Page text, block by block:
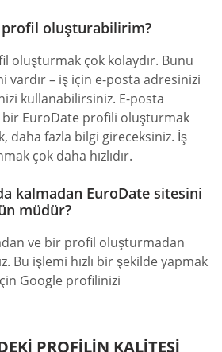
profil oluşturabilirim?
oluşturmak çok kolaydır. Bunu
vardır – iş için e-posta adresinizi
kullanabilirsiniz. E-posta
bir EuroDate profili oluşturmak
daha fazla bilgi gireceksiniz. İş
çok daha hızlıdır.
kalmadan EuroDate sitesini
müdür?
ve bir profil oluşturmadan
Bu işlemi hızlı bir şekilde yapmak
Google profilinizi
PROFILIN KALITESI